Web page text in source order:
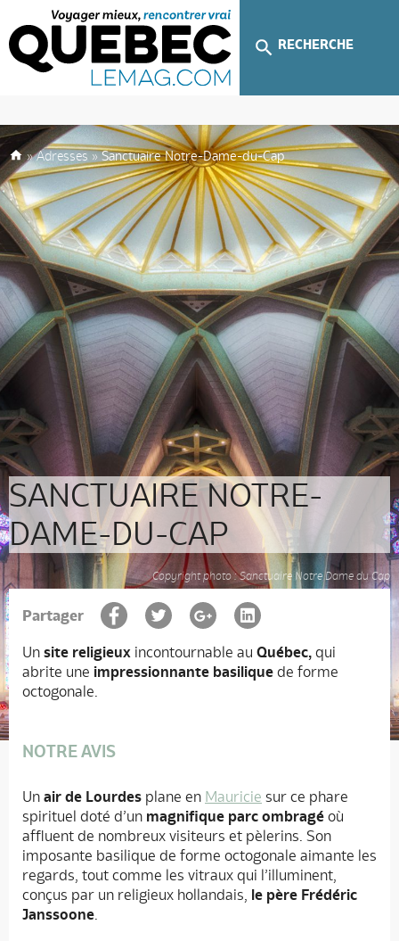
RECHERCHE
»Adresses »Sanctuaire Notre-Dame-du-Cap
SANCTUAIRE NOTRE-
DAME-DU-CAP
Copyright photo : Sanctuaire Notre Dame du Cap
Partager
Un site religieux incontournable au Québec, qui
abrite une impressionnante basilique de forme
octogonale.
NOTRE AVIS
Un air de Lourdes plane en Mauricie sur ce phare
spirituel doté d’un magnifique parc ombragé où
affluent de nombreux visiteurs et pèlerins. Son
imposante basilique de forme octogonale aimante les
regards, tout comme les vitraux qui l’illuminent,
conçus par un religieux hollandais, le père Frédéric
Janssoone.